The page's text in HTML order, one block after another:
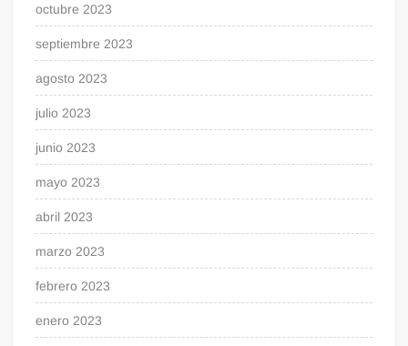
octubre 2023
septiembre 2023
agosto 2023
julio 2023
junio 2023
mayo 2023
abril 2023
marzo 2023
febrero 2023
enero 2023